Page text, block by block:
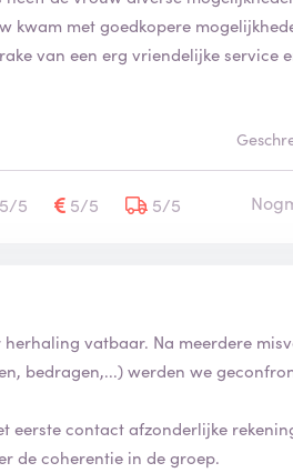
kwam met goedkopere
van een erg vriendelijke service
5/5 5/5 5/5
vatbaar. Na meerdere
bedragen,...) werden we
eerste contact afzonderlijke
de coherentie in de groep.